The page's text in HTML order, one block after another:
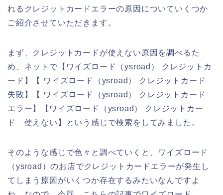
れるクレジットカードエラーの原因についていくつか
ご紹介させていただきます。
まず、クレジットカードが使えない原因を調べるた
め、ネットで【ワイズロード（ysroad） クレジットカ
ード】【 ワイズロード（ysroad） クレジットカード
失敗】【 ワイズロード（ysroad） クレジットカード
エラー】【ワイズロード（ysroad） クレジットカー
ド 使えない】という感じで検索をしてみました。
そのような感じで色々と調べていくと、ワイズロード
（ysroad）のお店でクレジットカードエラーが発生し
てしまう原因がいくつか存在するみたいなんですよ